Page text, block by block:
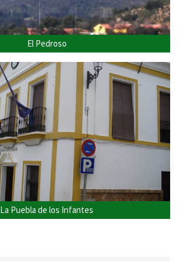
El Pedroso
La Puebla de los Infantes